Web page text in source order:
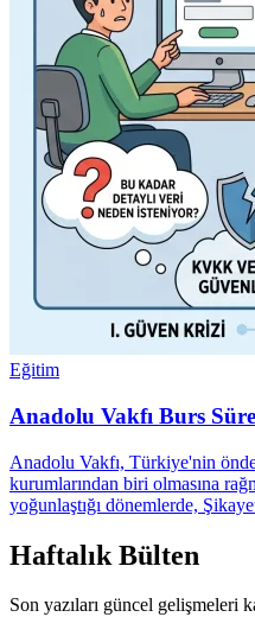
Eğitim
Anadolu Vakfı Burs
Anadolu Vakfı, Türkiye'nin
kurumlarından biri olmasına
yoğunlaştığı dönemlerde,
Haftalık Bülten
Son yazıları güncel gelişmeleri